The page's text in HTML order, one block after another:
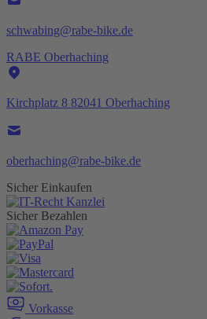
schwabing@rabe-bike.de
RABE Oberhaching
Kirchplatz 8 82041 Oberhaching
oberhaching@rabe-bike.de
Sicher Einkaufen
Sicher Bezahlen
Vorkasse